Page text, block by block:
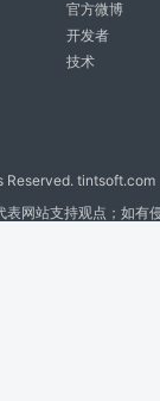
官方微博
开发者
技术
Reserved. tintsoft.com
网站支持观点；如有